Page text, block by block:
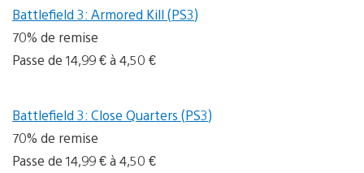
Battlefield 3: Armored Kill (PS3)
70% de remise
Passe de 14,99 € à 4,50 €
Battlefield 3: Close Quarters (PS3)
70% de remise
Passe de 14,99 € à 4,50 €